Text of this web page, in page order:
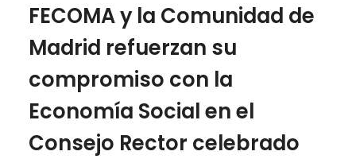
FECOMA y la Comunidad de
Madrid refuerzan su
compromiso con la
Economía Social en el
Consejo Rector celebrado